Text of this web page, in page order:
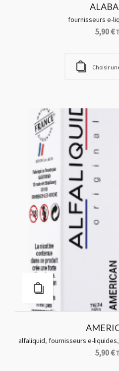
fournisseurs e-
5,90€
Choisir
alfaliquid, fournisseurs e-liquides,
5,90€